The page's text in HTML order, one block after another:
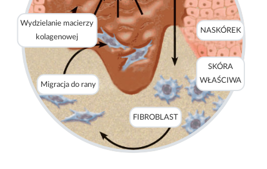
Wydzielanie macierzy
kolagenowej
Migracja do rany
FIBROBLAST
NASKÓREK
SKÓRA
WŁAŚCIWA